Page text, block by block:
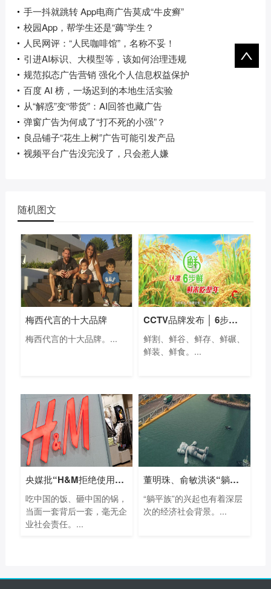
手一抖就跳转 App电商广告莫成“牛皮癣”
校园App，帮学生还是“薅”学生？
人民网评：“人民咖啡馆”，名称不妥！
引进AI标识、大模型等，该如何治理违规
规范拟态广告营销 强化个人信息权益保护
百度 AI 榜，一场迟到的本地生活实验
从“解惑”变“带货”：AI回答也藏广告
弹窗广告为何成了“打不死的小强”？
良品铺子“花生上树”广告可能引发产品
视频平台广告没完没了，只会惹人嫌
随机图文
梅西代言的十大品牌
梅西代言的十大品牌。...
CCTV品牌发布 │ 6步鲜米精控技术创新体系
鲜割、鲜谷、鲜存、鲜碾、
鲜装、鲜食。...
央媒批“H&M拒绝使用新疆棉花”：吃中
吃中国的饭、砸中国的锅，
当面一套背后一套，毫无企
业社会责任。...
董明珠、俞敏洪谈“躺平”、“内卷”：
“躺平族”的兴起也有着深层
次的经济社会背景。...